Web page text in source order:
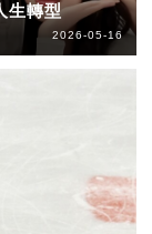
生轉型
2026-05-16